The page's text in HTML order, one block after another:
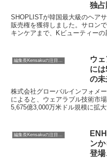
独
流
SHOPLISTが韓国最大級のヘア
販売権を獲得しました。サロン
キンケアまで、Kビューティー
編集長Kensakuの注目ネタ
ウ
に
の
ょ
株式会社グローバルインフォメ
によると、ウェアラブル技術市
5,675億3,000万米ドル規模に拡
れます。編集長KENSAKUが、
響について深掘りします。
ン
登